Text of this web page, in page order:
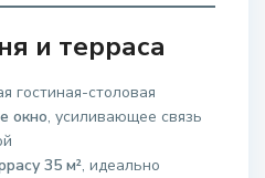
и терраса
гостиная-столовая
окно, усиливающее связь
35 м², идеально